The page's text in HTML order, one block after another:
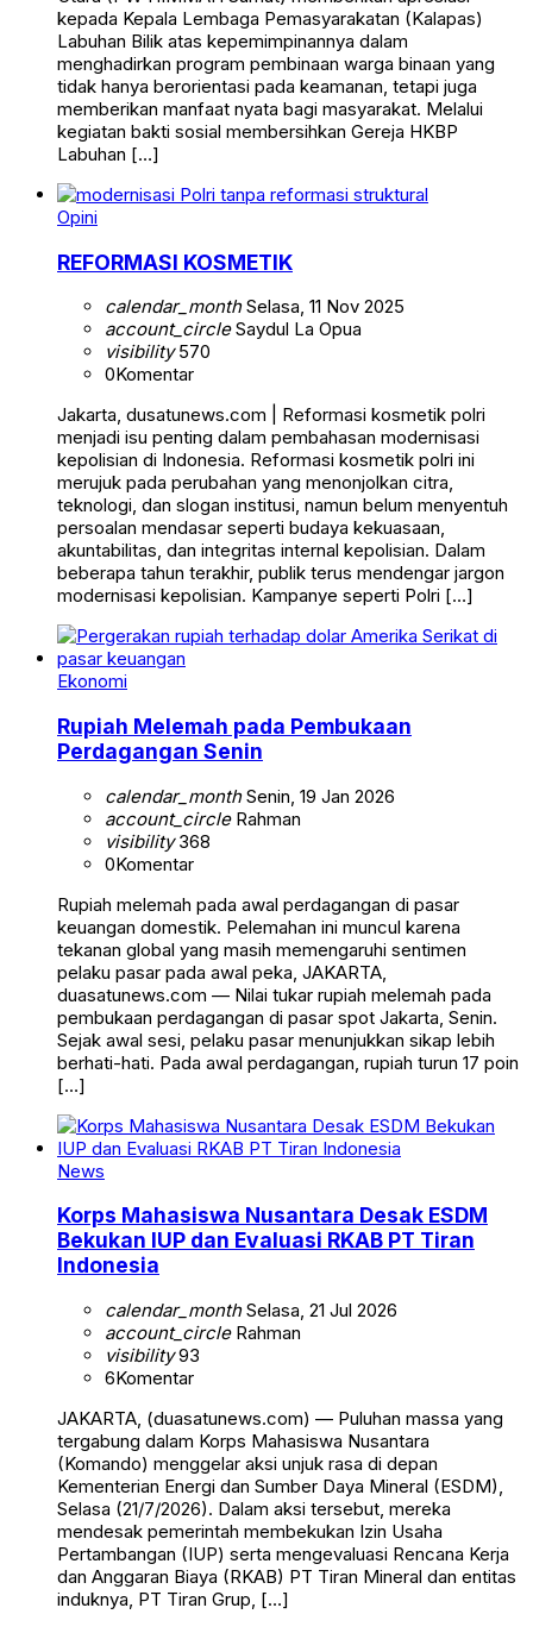
kepada Kepala Lembaga Pemasyarakatan (Kalapas)
Labuhan Bilik atas kepemimpinannya dalam
menghadirkan program pembinaan warga binaan yang
tidak hanya berorientasi pada keamanan, tetapi juga
memberikan manfaat nyata bagi masyarakat. Melalui
kegiatan bakti sosial membersihkan Gereja HKBP
Labuhan […]
Opini
REFORMASI KOSMETIK
calendar_monthSelasa, 11 Nov 2025
account_circleSaydul La Opua
visibility570
0Komentar
Jakarta, dusatunews.com | Reformasi kosmetik polri
menjadi isu penting dalam pembahasan modernisasi
kepolisian di Indonesia. Reformasi kosmetik polri ini
merujuk pada perubahan yang menonjolkan citra,
teknologi, dan slogan institusi, namun belum menyentuh
persoalan mendasar seperti budaya kekuasaan,
akuntabilitas, dan integritas internal kepolisian. Dalam
beberapa tahun terakhir, publik terus mendengar jargon
modernisasi kepolisian. Kampanye seperti Polri […]
Ekonomi
Rupiah Melemah pada Pembukaan
Perdagangan Senin
calendar_monthSenin, 19 Jan 2026
account_circleRahman
visibility368
0Komentar
Rupiah melemah pada awal perdagangan di pasar
keuangan domestik. Pelemahan ini muncul karena
tekanan global yang masih memengaruhi sentimen
pelaku pasar pada awal peka, JAKARTA,
duasatunews.com — Nilai tukar rupiah melemah pada
pembukaan perdagangan di pasar spot Jakarta, Senin.
Sejak awal sesi, pelaku pasar menunjukkan sikap lebih
berhati-hati. Pada awal perdagangan, rupiah turun 17 poin
[…]
News
Korps Mahasiswa Nusantara Desak ESDM
Bekukan IUP dan Evaluasi RKAB PT Tiran
Indonesia
calendar_monthSelasa, 21 Jul 2026
account_circleRahman
visibility93
6Komentar
JAKARTA, (duasatunews.com) — Puluhan massa yang
tergabung dalam Korps Mahasiswa Nusantara
(Komando) menggelar aksi unjuk rasa di depan
Kementerian Energi dan Sumber Daya Mineral (ESDM),
Selasa (21/7/2026). Dalam aksi tersebut, mereka
mendesak pemerintah membekukan Izin Usaha
Pertambangan (IUP) serta mengevaluasi Rencana Kerja
dan Anggaran Biaya (RKAB) PT Tiran Mineral dan entitas
induknya, PT Tiran Grup, […]